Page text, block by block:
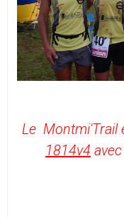
Le Montmi'Trail
1814v4